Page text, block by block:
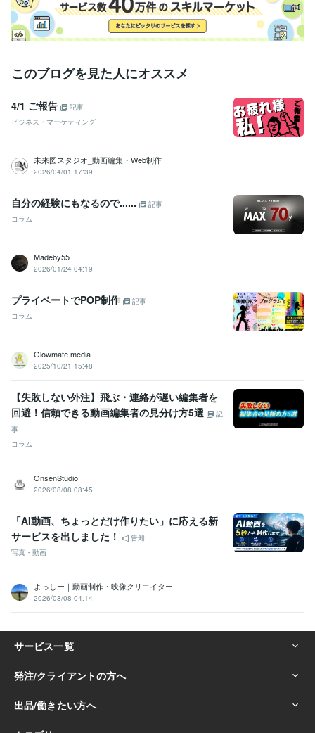
このブログを見た人にオススメ
4/1 ご報告
記事
ビジネス・マーケティング
未来図スタジオ_動画編集・Web制作
2026/04/01 17:39
自分の経験にもなるので......
記事
コラム
Madeby55
2026/01/24 04:19
プライベートでPOP制作
記事
コラム
Glowmate media
2025/10/21 15:48
【失敗しない外注】飛ぶ・連絡が遅い編集者を
回避！信頼できる動画編集者の見分け方5選
記
事
コラム
OnsenStudio
2026/08/08 08:45
「AI動画、ちょっとだけ作りたい」に応える新
サービスを出しました！
告知
写真・動画
よっしー｜動画制作・映像クリエイター
2026/08/08 04:14